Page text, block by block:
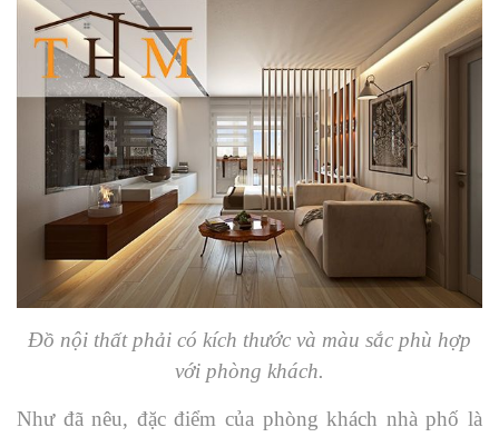
Đồ nội thất phải có kích thước và màu sắc phù hợp
với phòng khách.
Như đã nêu, đặc điểm của phòng khách nhà phố là